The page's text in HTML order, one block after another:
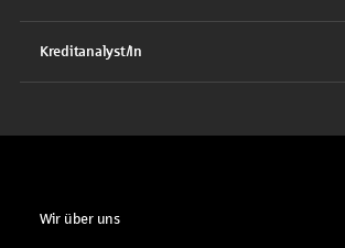
Kreditanalyst/In
Wir über uns